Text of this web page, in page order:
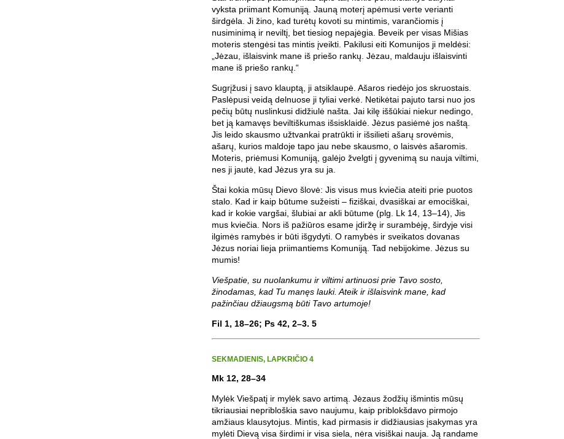
vyksta priimant Komuniją. Jauną moterį apėmusi verte verianti
širdgėla. Ji žino, kad turėtų kovoti su mintimis, varančiomis į
nusiminimą ir neviltį, bet tiesiog nepajėgia. Beveik per visas Mišias
moteris stengėsi tas mintis įveikti. Pakilusi eiti Komunijos ji meldėsi:
„Jėzau, išlaisvink mane iš priešo rankų. Jėzau, maldauju išlaisvinti
mane iš priešo rankų.“
Sugrįžusi į savo klauptą, ji atsiklaupė. Ašaros riedėjo jos skruostais.
Paslėpusi veidą delnuose ji tyliai verkė. Netikėtai pajuto tarsi nuo jos
pečių būtų nuslinkusi didžiulė našta. Jai kilę iššūkiai niekur nedingo,
bet ją kamavęs beviltiškumas išsisklaidė. Jėzus pasiėmė jos naštą.
Jis leido skausmo užtvankai pratrūkti ir išsilieti ašarų srovėmis,
ašarų, kurios maldoje tapo jau nebe skausmo, o laisvės ašaromis.
Moteris, priėmusi Komuniją, galėjo žvelgti į gyvenimą su nauja viltimi,
nes ji jautė, kad Jėzus yra su ja.
Štai kokia mūsų Dievo šlovė: Jis visus mus kviečia ateiti prie puotos
stalo. Kad ir kaip būtume sužeisti – fiziškai, dvasiškai ar emociškai,
kad ir kokie vargšai, šlubiai ar akli būtume (plg. Lk 14, 13–14), Jis
mus kviečia. Nors iš pažiūros esame įdiržę ir surambėję, širdyje visi
ilgimės ramybės ir būti išgydyti. O ramybės ir sveikatos dovanas
Jėzus noriai lieja priimantiems Komuniją. Tad nebijokime. Jėzus su
mumis!
Viešpatie, su nuolankumu ir viltimi artinuosi prie Tavo sosto,
žinodamas, kad Tu manęs lauki. Ateik ir išlaisvink mane, kad
pažinčiau džiaugsmą būti Tavo artumoje!
Fil 1, 18–26; Ps 42, 2–3. 5
SEKMADIENIS, LAPKRIČIO 4
Mk 12, 28–34
Mylėk Viešpatį ir mylėk savo artimą. Jėzaus žodžių išmintis mūsų
tikriausiai nepribloškia savo naujumu, kaip priblokšdavo pirmojo
amžiaus klausytojus. Mintis, kad pirmasis ir didžiausias įsakymas yra
mylėti Dievą visa širdimi ir visa siela, nėra visiškai nauja. Ją randame